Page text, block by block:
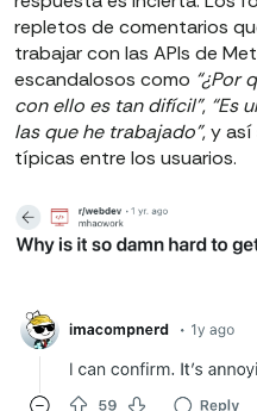
repletos de comentarios
trabajar con las APIs de
escandalosos como “¿Por
con ello es tan difícil”, “Es
las que he trabajado”, y
típicas entre los usuarios.